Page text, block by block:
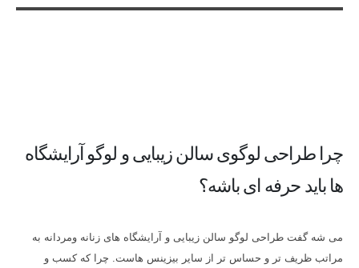
چرا طراحی لوگوی سالن زیبایی و لوگو آرایشگاه
ها باید حرفه ای باشه؟
می شه گفت طراحی لوگو سالن زیبایی و آرایشگاه های زنانه ومردانه به
مراتب ظریف تر و حساس تر از سایر بیزینس هاست. چرا که کسب و